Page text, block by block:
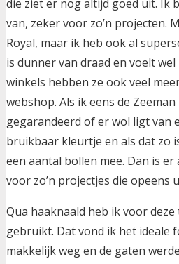
die ziet er nog altijd goed uit. Ik
van, zeker voor zo’n projecten.
Royal, maar ik heb ook al
is dunner van draad en voelt wel
winkels hebben ze ook veel
webshop. Als ik eens de
gegarandeerd of er wol ligt van
bruikbaar kleurtje en als dat zo
een aantal bollen mee. Dan is
voor zo’n projectjes die opeens
Qua haaknaald heb ik voor
gebruikt. Dat vond ik het ideale
makkelijk weg en de gaten